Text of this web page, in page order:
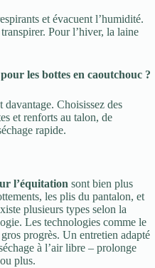
et évacuent l’humidité.
Pour l’hiver, la laine
les bottes en caoutchouc ?
Choisissez des
et renforts au talon, de
rapide.
l’équitation sont bien plus
les plis du pantalon, et
plusieurs types selon la
Les technologies comme le
progrès. Un entretien adapté
à l’air libre – prolonge
plus.